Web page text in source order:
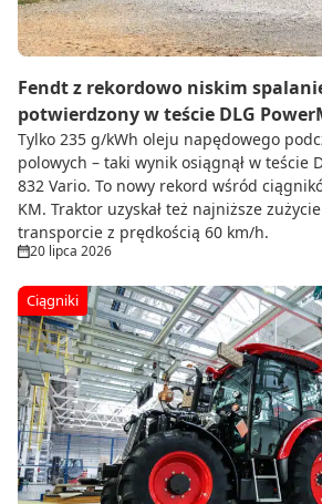
Fendt z rekordowo niskim
potwierdzony w teście DLG
Tylko 235 g/kWh oleju napędowego
polowych – taki wynik osiągnął w teście
832 Vario. To nowy rekord wśród
KM. Traktor uzyskał też najniższe
transporcie z prędkością 60 km/h.
20 lipca 2026
Ciągniki